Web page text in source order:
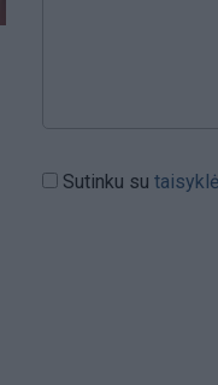
Sutinku su